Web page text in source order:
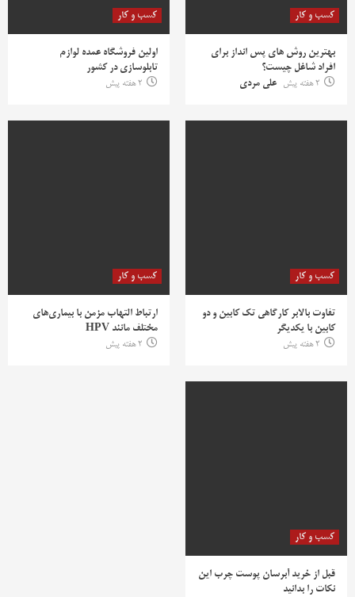
کسب و کار
بهترین روش‌ های پس‌ انداز برای
افراد شاغل چیست؟
2 هفته پیش
علی مردی
کسب و کار
اولین فروشگاه عمده لوازم
تابلوسازی در کشور
2 هفته پیش
کسب و کار
تفاوت بالابر کارگاهی تک کابین و دو
کابین با یکدیگر
2 هفته پیش
کسب و کار
ارتباط التهاب مزمن با بیماری‌های
مختلف مانند HPV
2 هفته پیش
کسب و کار
قبل از خرید آبرسان پوست چرب این
نکات را بدانید